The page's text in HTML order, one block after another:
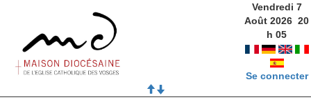
Vendredi 7
Août 2026 20
h05
Se connecter